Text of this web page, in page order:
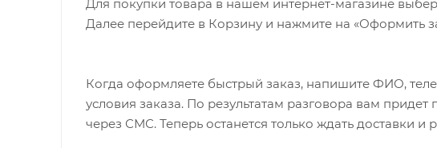
Для покупки товара в нашем интернет-магазине
Далее перейдите в Корзину и нажмите на «Оформить
Когда оформляете быстрый заказ, напишите ФИО,
условия заказа. По результатам разговора вам
через СМС. Теперь останется только ждать доставки и